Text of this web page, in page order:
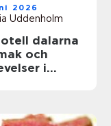
2026
Uddenholm
dalarna
och
i